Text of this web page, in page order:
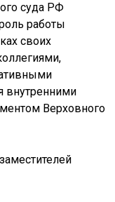
суда РФ
работы
своих
внутренними
Верховного